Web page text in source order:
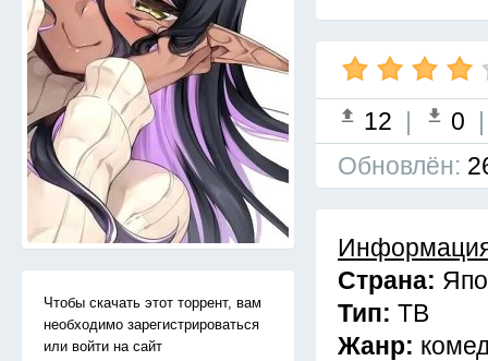
Чтобы скачать этот торрент, вам
необходимо зарегистрироваться
или войти на сайт
12 | 0
Обновлён:
Страна:
Тип: ТВ
Жанр: